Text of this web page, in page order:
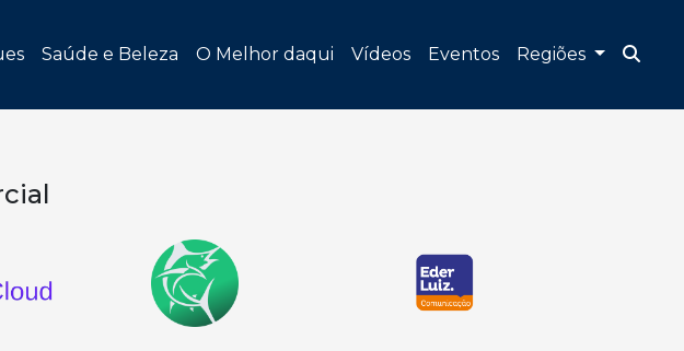
Saúde e Beleza O Melhor daqui Vídeos Eventos Regiões